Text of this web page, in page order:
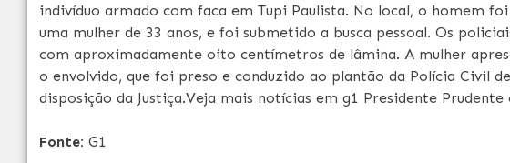
indivíduo armado com faca em Tupi Paulista. No local, o homem
uma mulher de 33 anos, e foi submetido a busca pessoal. Os
com aproximadamente oito centímetros de lâmina. A mulher
o envolvido, que foi preso e conduzido ao plantão da Polícia Civil
disposição da Justiça.Veja mais notícias em g1 Presidente Prudente
Fonte: G1